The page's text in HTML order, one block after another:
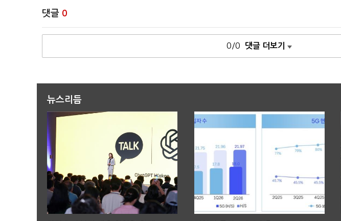
댓글 0
0/0 댓글 더보기
뉴스리듬